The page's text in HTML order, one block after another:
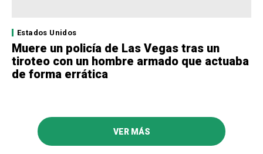
Estados Unidos
Muere un policía de Las Vegas tras un
tiroteo con un hombre armado que actuaba
de forma errática
VER MÁS